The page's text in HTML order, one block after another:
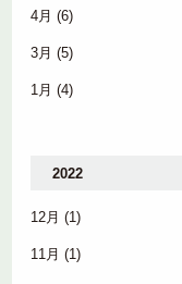
4月 (6)
3月 (5)
1月 (4)
2022
12月 (1)
11月 (1)